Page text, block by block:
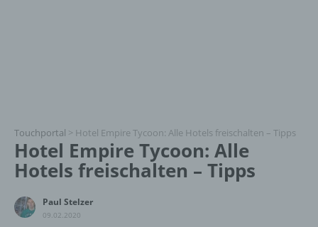
Touchportal > Hotel Empire Tycoon: Alle Hotels freischalten – Tipps
Hotel Empire Tycoon: Alle
Hotels freischalten – Tipps
Paul Stelzer
09.02.2020